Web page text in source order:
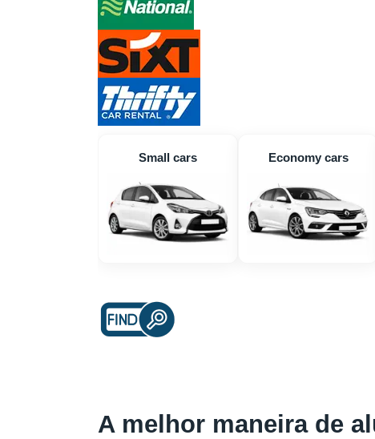
Small cars Economy cars
A melhor maneira de